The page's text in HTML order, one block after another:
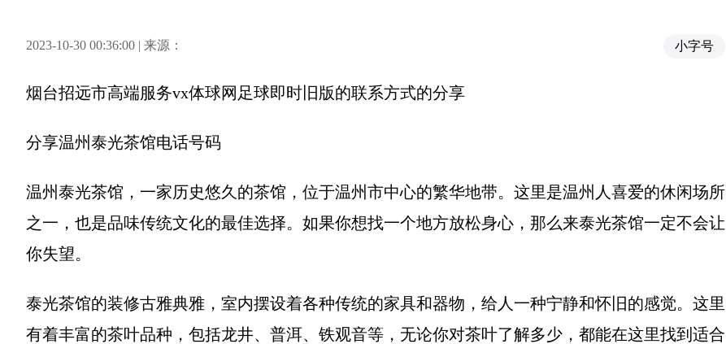
2023-10-30 00:36:00 | 来源： 小字号
烟台招远市高端服务vx体球网足球即时旧版的联系方式的分享
分享温州泰光茶馆电话号码
温州泰光茶馆，一家历史悠久的茶馆，位于温州市中心的繁华地带。这里是温州人喜爱的休闲场所
之一，也是品味传统文化的最佳选择。如果你想找一个地方放松身心，那么来泰光茶馆一定不会让
你失望。
泰光茶馆的装修古雅典雅，室内摆设着各种传统的家具和器物，给人一种宁静和怀旧的感觉。这里
有着丰富的茶叶品种，包括龙井、普洱、铁观音等，无论你对茶叶了解多少，都能在这里找到适合